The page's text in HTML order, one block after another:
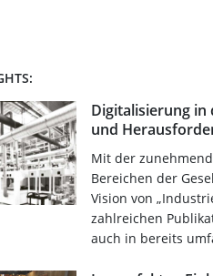
Digitalisierung in
und
Mit der
Bereichen der
Vision von
zahlreichen
auch in bereits